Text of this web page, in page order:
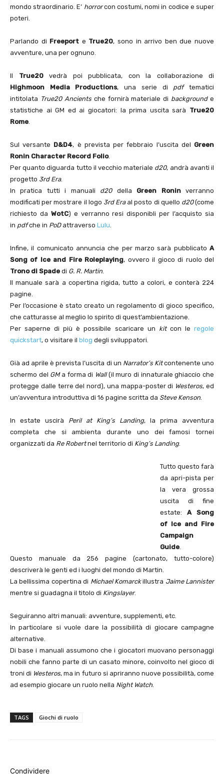
mondo straordinario. E’ horrorcon costumi, nomi in codice e super
poteri.
Parlando di Freeport e True20, sono in arrivo ben due nuove
avventure, una per ognuno.
Il True20 vedrà poi pubblicata, con la collaborazione di
Highmoon Media Productions, una serie di pdftematici
intitolata True20 Ancientsche fornirà materiale di background e
statistiche ai GM ed ai giocatori: la prima uscita sarà True20
Rome.
Sul versante D&D4, è prevista per febbraio l’uscita del Green
Ronin Character Record Folio.
Per quanto diguarda tutto il vecchio materiale d20, andrà avanti il
progetto 3rd Era.
In pratica tutti i manuali d20 della Green Roninverranno
modificati per mostrare il logo 3rd Eraal posto di quello d20(come
richiesto da WotC) e verranno resi disponibli per l’acquisto sia
in pdfche in PoDattraverso Lulu.
Infine, il comunicato annuncia che per marzo sarà pubblicato A
Song of Ice and Fire Roleplaying, ovvero il gioco di ruolo del
Trono di Spade di G. R. Martin.
Il manuale sarà a copertina rigida, tutto a colori, e conterà 224
pagine.
Per l’occasione è stato creato un regolamento di gioco specifico,
che catturasse al meglio lo spirito di quest’ambientazione.
Per saperne di più è possibile scaricare un kit con leregole
quickstart, o visitare il blog degli sviluppatori.
Già ad aprile è prevista l’uscita di un Narrator’s Kitcontenente uno
schermo del GMa forma di Wall(il muro di innaturale ghiaccio che
protegge dalle terre del nord), una mappa-poster di Westeros, ed
un’avventura introduttiva di 16 pagine scritta da Steve Kenson.
In estate uscirà Peril at King’s Landing, la prima avventura
completa che si ambienta durante uno dei famosi tornei
organizzati da Re Robertnel territorio di King’s Landing.
Tutto questo farà
da apri-pista per
la vera grossa
uscita di fine
estate: A Song
of Ice and Fire
Campaign
Guide.
Questo manuale da 256 pagine (cartonato, tutto-colore)
descriverà le genti ed i luoghi del mondo di Martin.
La bellissima copertina di Michael Komarckillustra Jaime Lannister
mentre si guadagna il titolo di Kingslayer.
Seguiranno altri manuali: avventure, supplementi, etc.
In particolare si vuole dare la possibilità di giocare campagne
alternative.
Di base i manuali assumono che i giocatori muovano personaggi
nobili che fanno parte di un casato minore, coinvolto nel gioco di
troni di Westeros, ma in futuro si apriranno nuove possibilità, come
ad esempio giocare un ruolo nella Night Watch.
TAGS Giochi di ruolo
Condividere